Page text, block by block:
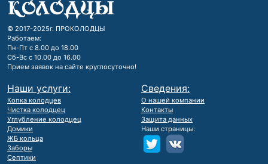
© 2017-2025г. ПРОКОЛОДЦЫ
Работаем:
Пн-Пт с 8.00 до 18.00
Сб-Вс с 10.00 до 16.00
Прием заявок на сайте круглосуточно!
Наши услуги:
Копка колодцев
Чистка колодцец
Углубление колодцец
Домики
ЖБ кольца
Заборы
Септики
Сведения:
О нашей компании
Контакты
Защита данных
Наши страницы: